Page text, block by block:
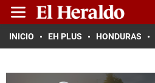
INICIO EH PLUS HONDURAS